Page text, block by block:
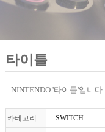
타이틀
NINTENDO '타이틀'입니다.
카테고리 SWITCH